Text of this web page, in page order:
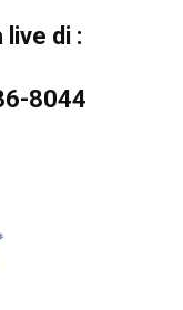
di :
8044